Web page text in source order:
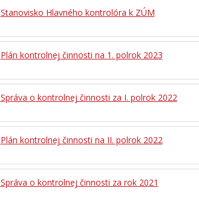
Stanovisko Hlavného kontrolóra k ZÚM
Plán kontrolnej činnosti na 1. polrok 2023
Správa o kontrolnej činnosti za I. polrok 2022
Plán kontrolnej činnosti na II. polrok 2022
Správa o kontrolnej činnosti za rok 2021